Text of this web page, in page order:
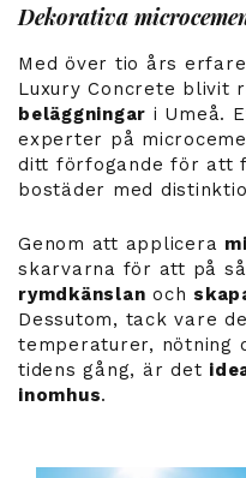
Dekorativa
Med över tio års
Luxury Concrete blivit
beläggningar i Umeå.
experter på
ditt förfogande för att
bostäder med
Genom att applicera
skarvarna för att på
rymdkänslan och
Dessutom, tack vare
temperaturer, nötning
tidens gång, är det
inomhus.